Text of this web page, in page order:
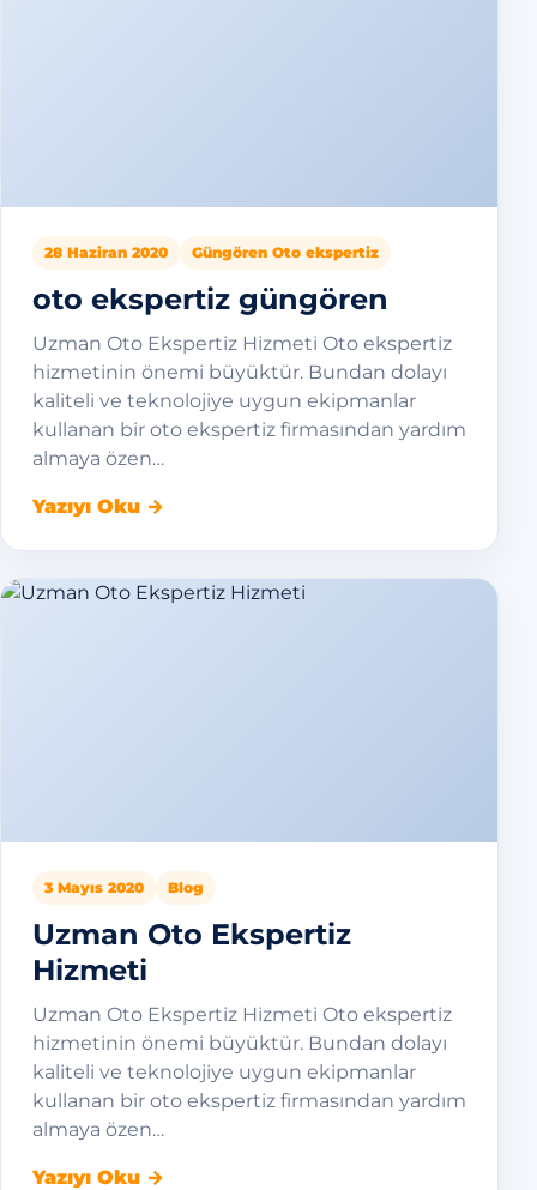
28 Haziran 2020 Güngören Oto ekspertiz
oto ekspertiz güngören
Uzman Oto Ekspertiz Hizmeti Oto ekspertiz
hizmetinin önemi büyüktür. Bundan dolayı
kaliteli ve teknolojiye uygun ekipmanlar
kullanan bir oto ekspertiz firmasından yardım
almaya özen…
Yazıyı Oku →
3 Mayıs 2020 Blog
Uzman Oto Ekspertiz
Hizmeti
Uzman Oto Ekspertiz Hizmeti Oto ekspertiz
hizmetinin önemi büyüktür. Bundan dolayı
kaliteli ve teknolojiye uygun ekipmanlar
kullanan bir oto ekspertiz firmasından yardım
almaya özen…
Yazıyı Oku →